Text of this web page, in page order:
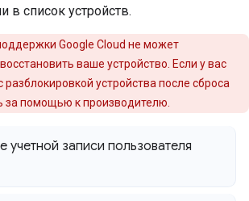
в список устройств.
Google Cloud не может
ваше устройство. Если у вас
устройства после сброса
за помощью к производителю.
учетной записи пользователя